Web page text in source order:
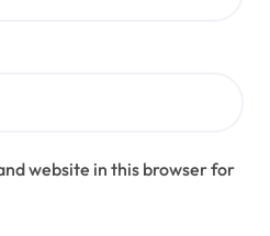
website in this browser for